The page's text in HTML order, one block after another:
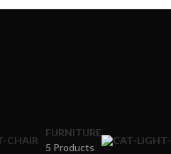
FURNITURE
5 Products